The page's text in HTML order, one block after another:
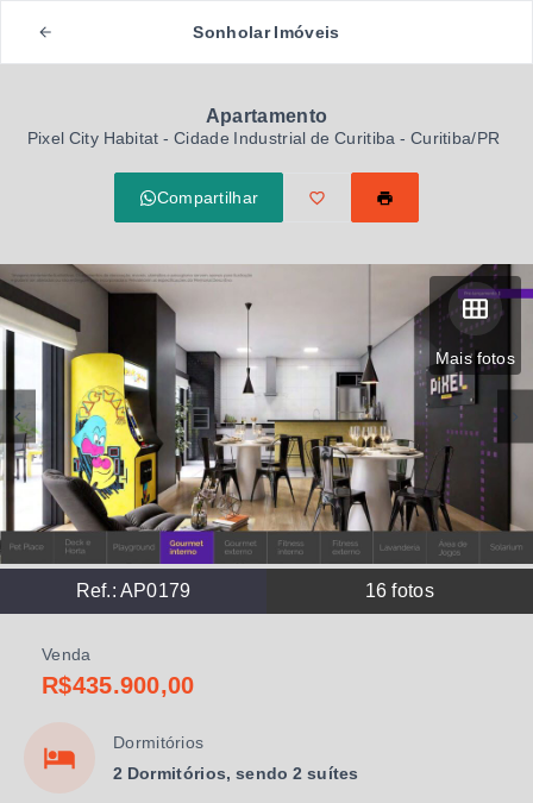
Sonholar Imóveis
Apartamento
Pixel City Habitat -Cidade Industrial de Curitiba - Curitiba/PR
Compartilhar
Mais fotos
Ref.: AP0179 16 fotos
Venda
R$435.900,00
Dormitórios
2 Dormitórios, sendo 2 suítes